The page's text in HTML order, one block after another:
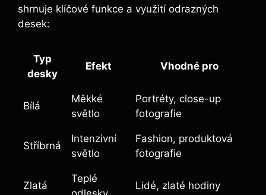
shrnuje klíčové funkce a využití odrazných
desek:
Typ
desky
Efekt Vhodné ⁢pro
Bílá
Měkké
světlo
Portréty, close-up
fotografie
Stříbrná
Intenzivní
⁣světlo
Fashion,‌ produktová
fotografie
Zlatá
Teplé
Lidé, zlaté hodiny